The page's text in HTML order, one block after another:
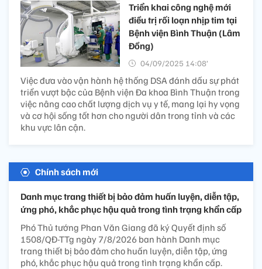
Triển khai công nghệ mới
điều trị rối loạn nhịp tim tại
Bệnh viện Bình Thuận (Lâm
Đồng)
04/09/2025 14:08’
Việc đưa vào vận hành hệ thống DSA đánh dấu sự phát
triển vượt bậc của Bệnh viện Đa khoa Bình Thuận trong
việc nâng cao chất lượng dịch vụ y tế, mang lại hy vọng
và cơ hội sống tốt hơn cho người dân trong tỉnh và các
khu vực lân cận.
Chính sách mới
Danh mục trang thiết bị bảo đảm huấn luyện, diễn tập,
ứng phó, khắc phục hậu quả trong tình trạng khẩn cấp
Phó Thủ tướng Phan Văn Giang đã ký Quyết định số
1508/QĐ-TTg ngày 7/8/2026 ban hành Danh mục
trang thiết bị bảo đảm cho huấn luyện, diễn tập, ứng
phó, khắc phục hậu quả trong tình trạng khẩn cấp.